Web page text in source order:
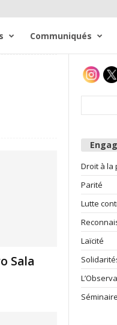
Communiqués
Sala
Droit à la
Parité
Lutte
Laïcité